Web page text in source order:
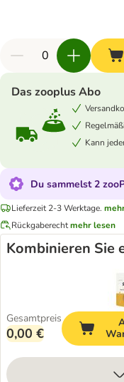
Das zooplus Abo
Kann
Du sammelst 2
Lieferzeit 2-3 Werktage.
Rückgaberechtmehr lesen
Kombinieren Sie
Gesamtpreis
0,00 €